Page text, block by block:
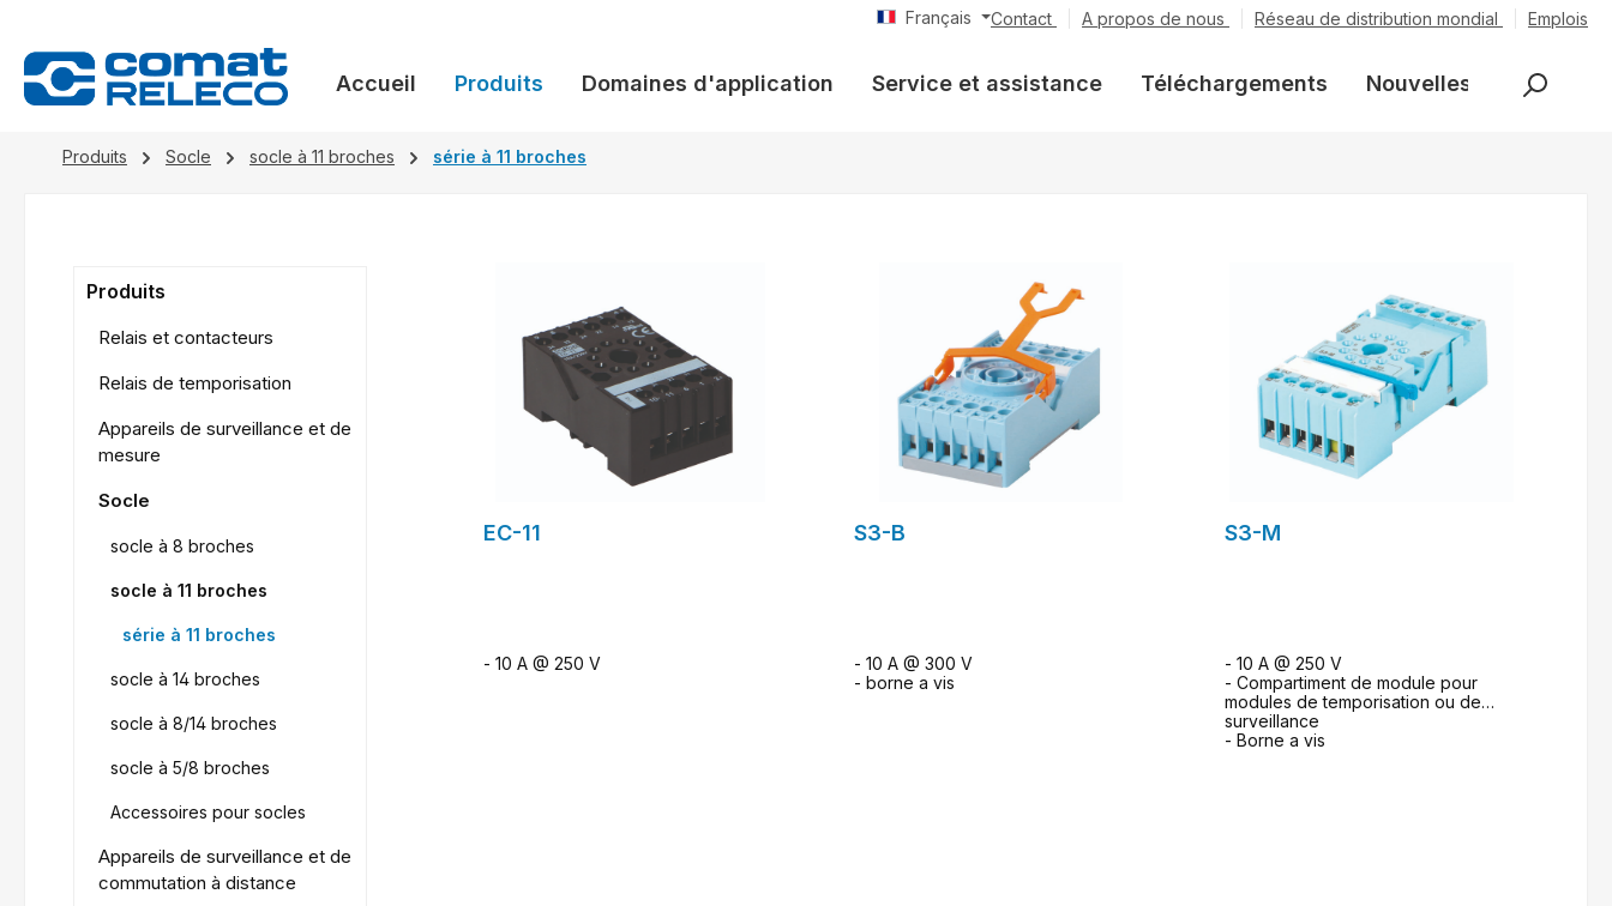
Français Contact A propos de nous Réseau de distribution mondial Emplois
Accueil Produits Domaines d'application Service et assistance Téléchargements Nouvelles
Produits Socle socle à 11 broches série à 11 broches
Produits
Relais et contacteurs
Relais de temporisation
Appareils de surveillance et de
mesure
Socle
socle à 8 broches
socle à 11 broches
série à 11 broches
socle à 14 broches
socle à 8/14 broches
socle à 5/8 broches
Accessoires pour socles
Appareils de surveillance et de
commutation à distance
EC-11
- 10 A @ 250 V
S3-B
- 10 A @ 300 V
- borne a vis
S3-M
- 10 A @ 250 V
- Compartiment de module pour
modules de temporisation ou de
surveillance
- Borne a vis